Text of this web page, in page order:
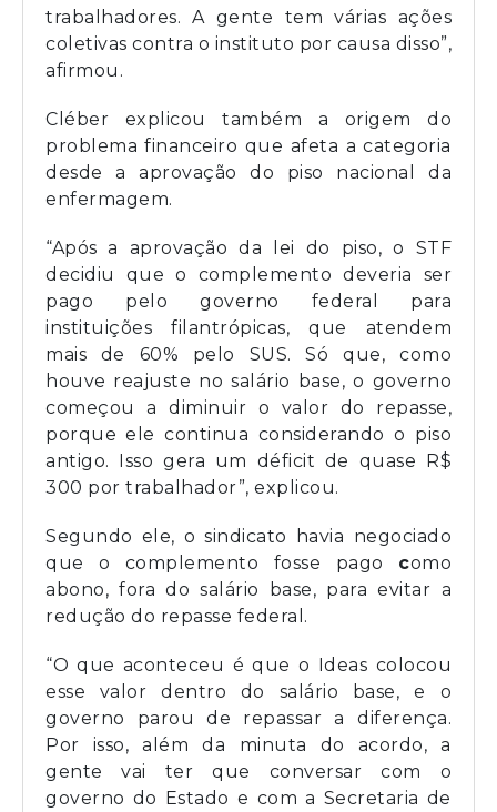
trabalhadores. A gente tem várias ações
coletivas contra o instituto por causa disso”,
afirmou.
Cléber explicou também a origem do
problema financeiro que afeta a categoria
desde a aprovação do piso nacional da
enfermagem.
“Após a aprovação da lei do piso, o STF
decidiu que o complemento deveria ser
pago pelo governo federal para
instituições filantrópicas, que atendem
mais de 60% pelo SUS. Só que, como
houve reajuste no salário base, o governo
começou a diminuir o valor do repasse,
porque ele continua considerando o piso
antigo. Isso gera um déficit de quase R$
300 por trabalhador”, explicou.
Segundo ele, o sindicato havia negociado
que o complemento fosse pago como
abono, fora do salário base, para evitar a
redução do repasse federal.
“O que aconteceu é que o Ideas colocou
esse valor dentro do salário base, e o
governo parou de repassar a diferença.
Por isso, além da minuta do acordo, a
gente vai ter que conversar com o
governo do Estado e com a Secretaria de